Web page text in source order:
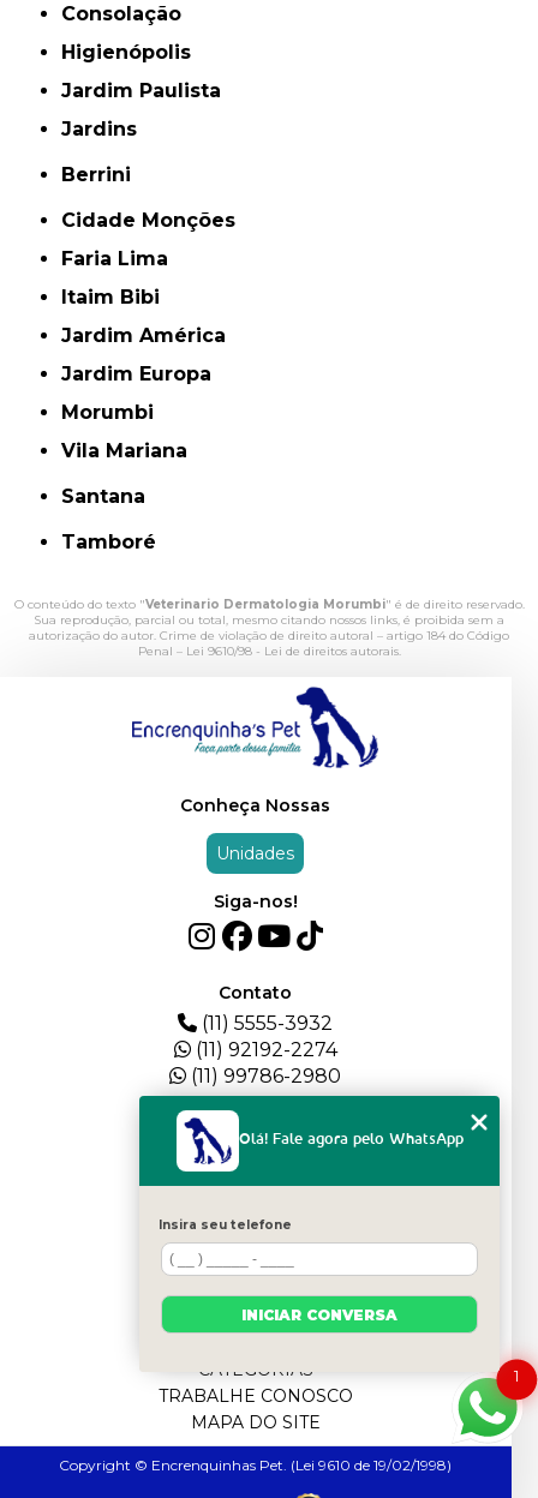
Consolação
Higienópolis
Jardim Paulista
Jardins
Berrini
Cidade Monções
Faria Lima
Itaim Bibi
Jardim América
Jardim Europa
Morumbi
Vila Mariana
Santana
Tamboré
O conteúdo do texto "Veterinario Dermatologia Morumbi" é de direito reservado.
Sua reprodução, parcial ou total, mesmo citando nossos links, é proibida sem a
autorização do autor. Crime de violação de direito autoral – artigo 184 do Código
Penal – Lei 9610/98 - Lei de direitos autorais.
Conheça Nossas
Unidades
Siga-nos!
Contato
(11) 5555-3932
(11) 92192-2274
(11) 99786-2980
QUEM SOMOS
BLOG
FILHOTES
CATEGORIAS
TRABALHE CONOSCO
MAPA DO SITE
Copyright © Encrenquinhas Pet. (Lei 9610 de 19/02/1998)
1
Olá! Fale agora pelo WhatsApp
Insira seu telefone
INICIAR CONVERSA